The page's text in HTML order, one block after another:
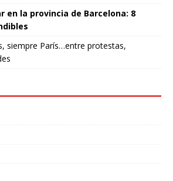
en la provincia de Barcelona: 8
siempre París…entre protestas,